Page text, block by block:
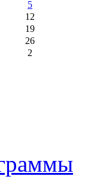
5
12
19
26
2